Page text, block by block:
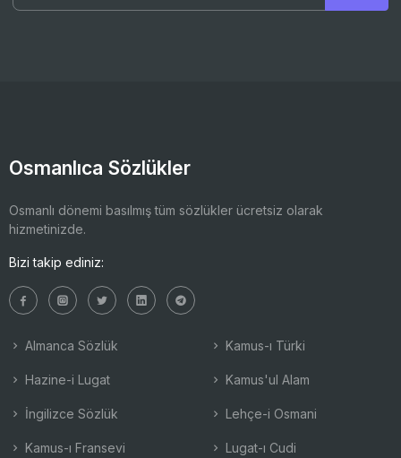
Osmanlıca Sözlükler
Osmanlı dönemi basılmış tüm sözlükler ücretsiz olarak
hizmetinizde.
Bizi takip ediniz:
Almanca Sözlük
Hazine-i Lugat
İngilizce Sözlük
Kamus-ı Fransevi
Kamus-ı Türki
Kamus'ul Alam
Lehçe-i Osmani
Lugat-ı Cudi